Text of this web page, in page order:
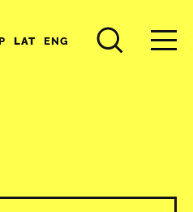
LAT ENG